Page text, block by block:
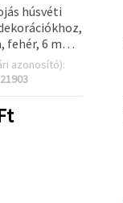
húsvéti
fehér, 6 mm-
– 5 db-os
azonosító):